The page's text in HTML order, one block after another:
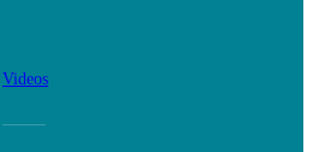
Videos